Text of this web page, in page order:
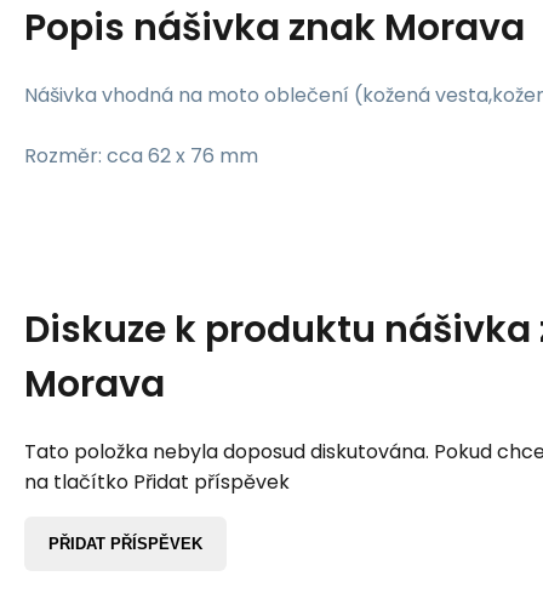
Popis nášivka znak Morava
Nášivka vhodná na moto oblečení (kožená
Rozměr: cca 62 x 76 mm
Diskuze k produktu nášivka
Morava
Tato položka nebyla doposud diskutována. Pokud
na tlačítko Přidat příspěvek
PŘIDAT PŘÍSPĚVEK